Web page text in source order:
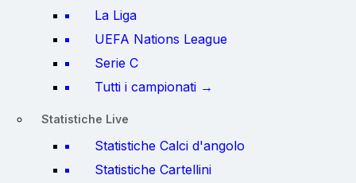
La Liga
UEFA Nations League
Serie C
Tutti i campionati →
Statistiche Live
Statistiche Calci d'angolo
Statistiche Cartellini